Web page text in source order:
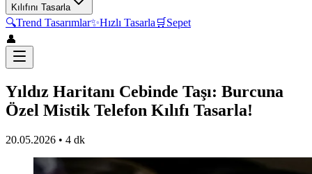
Kılıfını Tasarla
🔍Trend Tasarımlar✨Hızlı Tasarla 🛒 Sepet
👤
Yıldız Haritanı Cebinde Taşı: Burcuna
Özel Mistik Telefon Kılıfı Tasarla!
20.05.2026 • 4 dk